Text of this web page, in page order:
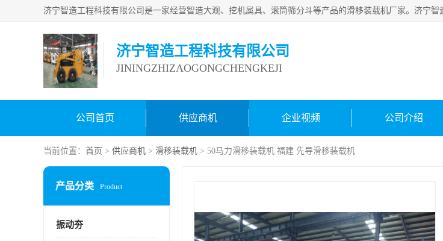
济宁智造工程科技有限公司
JININGZHIZAOGONGCHENGKEJI
公司首页 供应商机 企业视频 公司介绍
当前位置： 首页 > 供应商机 > 滑移装载机 > 50马力滑移装载机 福建 先导滑移装载机
产品分类 Product
振动夯